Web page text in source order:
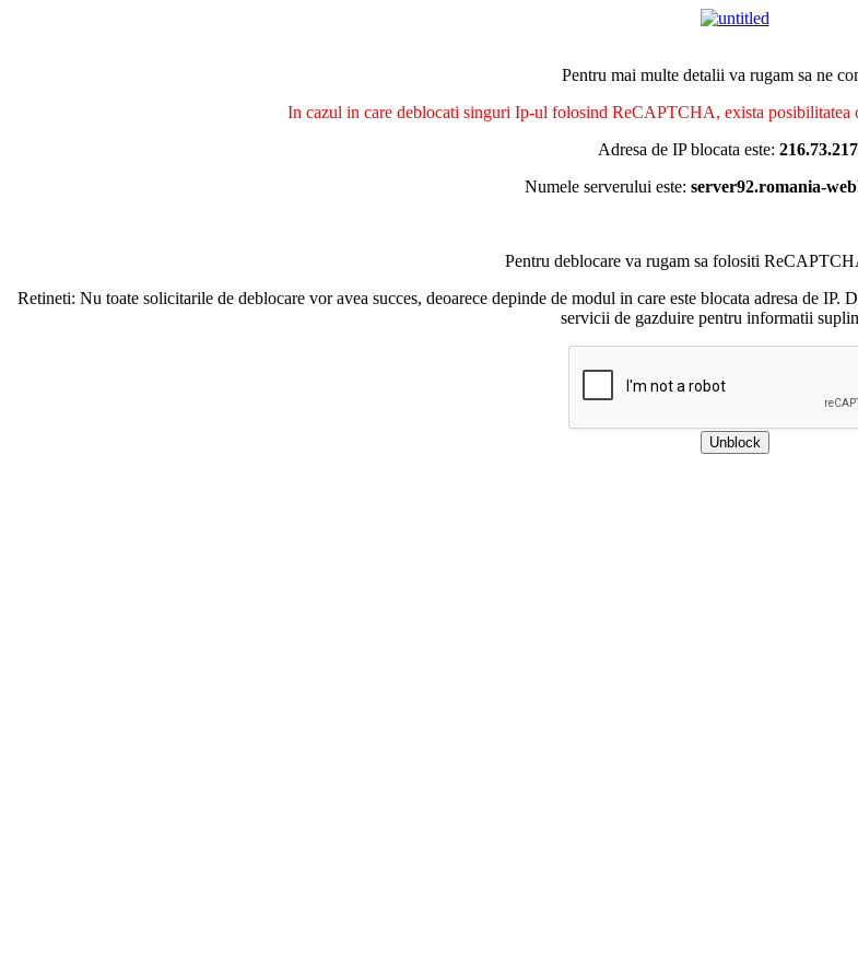
Pentru mai multe detalii va rugam sa ne
In cazul in care deblocati singuri Ip-ul folosind ReCAPTCHA, exista posibilitatea
Adresa de IP blocata este:
Numele serverului este: server92.romania-
Pentru deblocare va rugam sa folositi
Retineti: Nu toate solicitarile de deblocare vor avea succes, deoarece depinde de modul in care este blocata adresa de
servicii de gazduire pentru informatii